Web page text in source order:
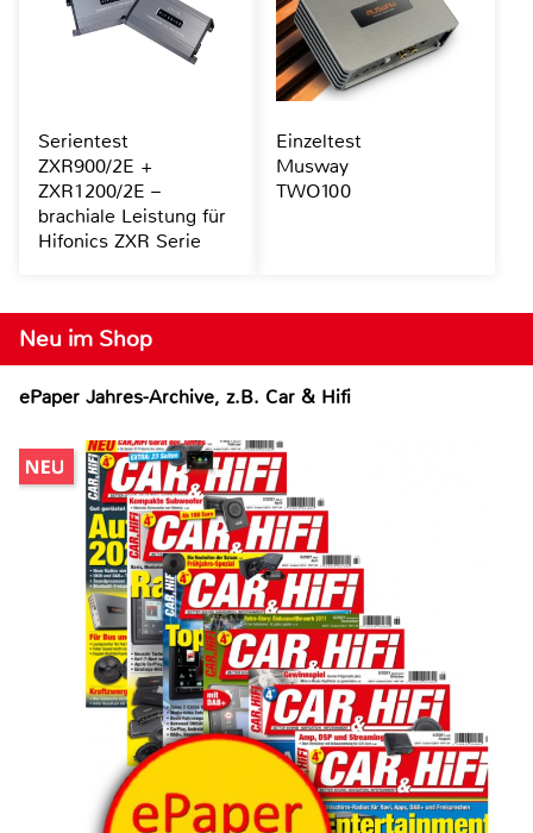
Neu im Shop
ePaper Jahres-Archive, z.B. Car & Hifi
Serientest
ZXR900/2E +
ZXR1200/2E –
brachiale Leistung für
Hifonics ZXR Serie
Einzeltest
Musway
TWO100